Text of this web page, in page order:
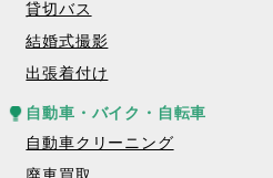
貸切バス
結婚式撮影
出張着付け
自動車・バイク・自転車
自動車クリーニング